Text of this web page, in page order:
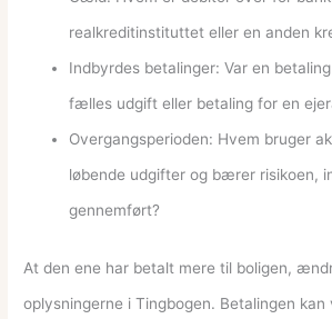
realkreditinstituttet eller en anden
Indbyrdes betalinger: Var en
fælles udgift eller betaling for en
Overgangsperioden: Hvem bruger
løbende udgifter og bærer risikoen,
gennemført?
At den ene har betalt mere til boligen,
oplysningerne i Tingbogen. Betalingen